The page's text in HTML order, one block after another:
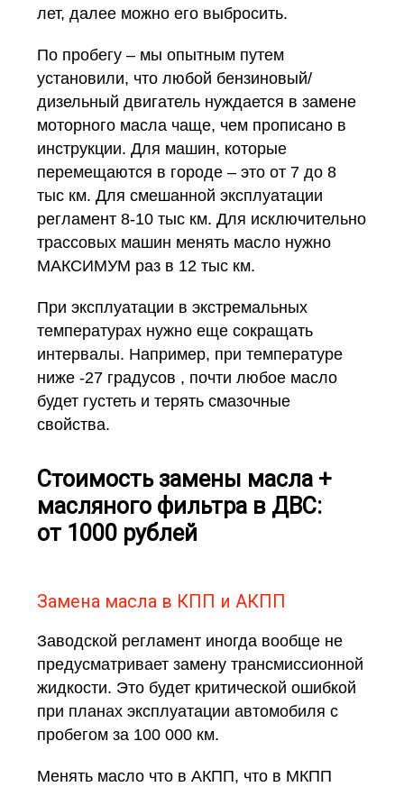
лет, далее можно его выбросить.
По пробегу – мы опытным путем
установили, что любой бензиновый/
дизельный двигатель нуждается в замене
моторного масла чаще, чем прописано в
инструкции. Для машин, которые
перемещаются в городе – это от 7 до 8
тыс км. Для смешанной эксплуатации
регламент 8-10 тыс км. Для исключительно
трассовых машин менять масло нужно
МАКСИМУМ раз в 12 тыс км.
При эксплуатации в экстремальных
температурах нужно еще сокращать
интервалы. Например, при температуре
ниже -27 градусов , почти любое масло
будет густеть и терять смазочные
свойства.
Стоимость замены масла +
масляного фильтра в ДВС:
от 1000 рублей
Замена масла в КПП и АКПП
Заводской регламент иногда вообще не
предусматривает замену трансмиссионной
жидкости. Это будет критической ошибкой
при планах эксплуатации автомобиля с
пробегом за 100 000 км.
Менять масло что в АКПП, что в МКПП